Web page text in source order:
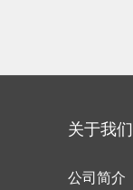
关于我们
公司简介